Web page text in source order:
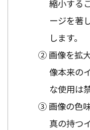
縮小する
ージを著
します。
② 画像を拡
像本来の
な使用は
③ 画像の色
真の持つ